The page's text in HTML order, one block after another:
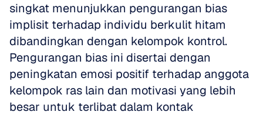
singkat menunjukkan pengurangan bias
implisit terhadap individu berkulit hitam
dibandingkan dengan kelompok kontrol.
Pengurangan bias ini disertai dengan
peningkatan emosi positif terhadap anggota
kelompok ras lain dan motivasi yang lebih
besar untuk terlibat dalam kontak